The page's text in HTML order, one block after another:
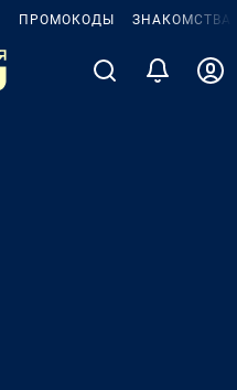
ПРОМОКОДЫ ЗНАКОМСТВА